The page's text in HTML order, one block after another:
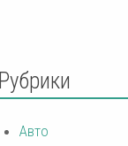
Рубрики
Авто